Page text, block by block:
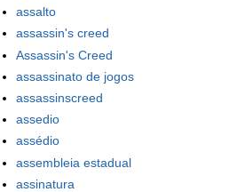
assalto
assassin's creed
Assassin's Creed
assassinato de jogos
assassinscreed
assedio
assédio
assembleia estadual
assinatura